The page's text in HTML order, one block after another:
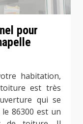
pour
habitation,
est très
qui se
86300 est un